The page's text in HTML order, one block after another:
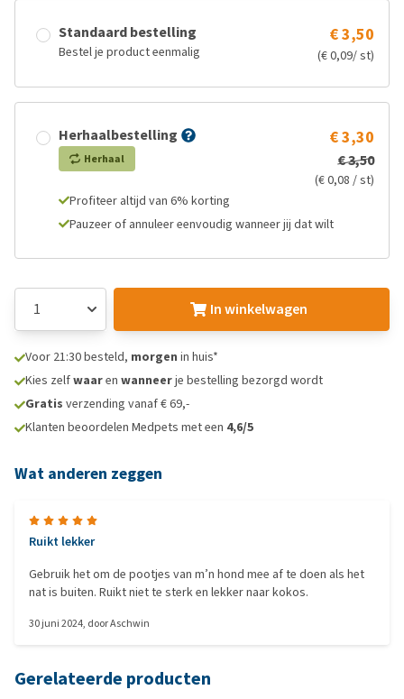
Standaard bestelling
Bestel je product eenmalig
€ 3,50
(€ 0,09/ st)
Herhaalbestelling
Herhaal
€ 3,30
€ 3,50
(€ 0,08 / st)
Profiteer altijd van 6% korting
Pauzeer of annuleer eenvoudig wanneer jij dat wilt
In winkelwagen
Voor 21:30 besteld, morgen in huis*
Kies zelfwaaren wanneerje bestelling bezorgd wordt
Gratis verzending vanaf € 69,-
Klanten beoordelen Medpets met een 4,6/5
Wat anderen zeggen
Ruikt lekker
Gebruik het om de pootjes van m’n hond mee af te doen als het
nat is buiten. Ruikt niet te sterk en lekker naar kokos.
30 juni 2024, doorAschwin
Gerelateerde producten